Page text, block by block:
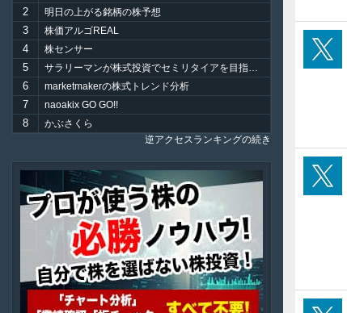
2 明日の上がる銘柄の株予想
3 株価アルゴREAL
4 株センサー
5 サラリーマンが株式投資でセミリタイアを目指してみました。
6 marketmakerの株式トレンド分析
7 naoakix GO GO!!
8
かぶさくら
逆アクセスランキングの続き